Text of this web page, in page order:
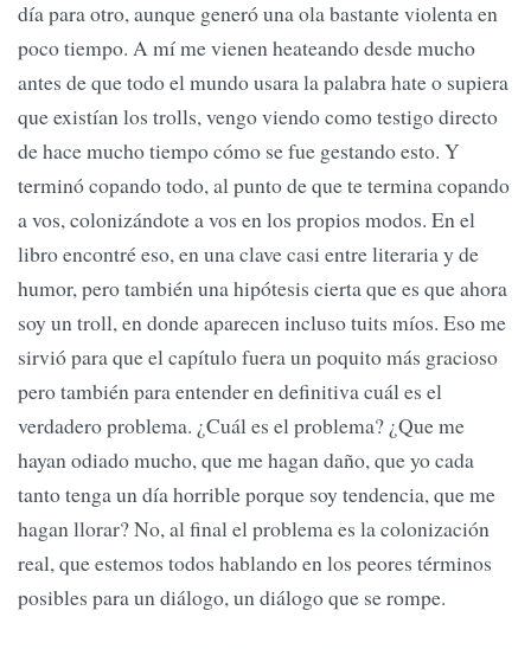
día para otro, aunque generó una ola bastante violenta en
poco tiempo. A mí me vienen heateando desde mucho
antes de que todo el mundo usara la palabra hate o supiera
que existían los trolls, vengo viendo como testigo directo
de hace mucho tiempo cómo se fue gestando esto. Y
terminó copando todo, al punto de que te termina copando
a vos, colonizándote a vos en los propios modos. En el
libro encontré eso, en una clave casi entre literaria y de
humor, pero también una hipótesis cierta que es que ahora
soy un troll, en donde aparecen incluso tuits míos. Eso me
sirvió para que el capítulo fuera un poquito más gracioso
pero también para entender en definitiva cuál es el
verdadero problema. ¿Cuál es el problema? ¿Que me
hayan odiado mucho, que me hagan daño, que yo cada
tanto tenga un día horrible porque soy tendencia, que me
hagan llorar? No, al final el problema es la colonización
real, que estemos todos hablando en los peores términos
posibles para un diálogo, un diálogo que se rompe.